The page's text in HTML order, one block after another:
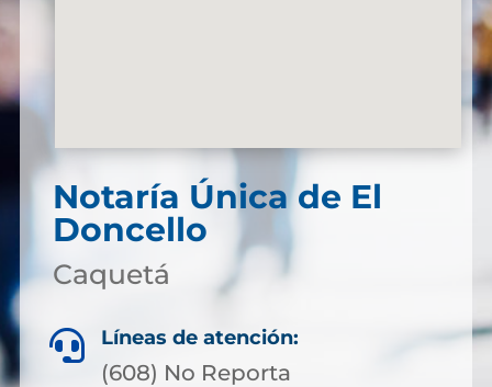
Notaría Única de El
Doncello
Caquetá
 Líneas de atención:
(608) No Reporta